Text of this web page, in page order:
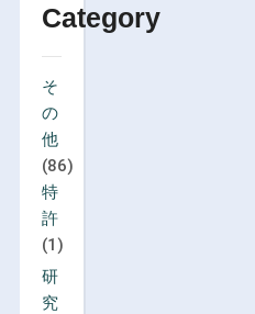
Category
そ
の
他
(86)
特
許
(1)
研
究